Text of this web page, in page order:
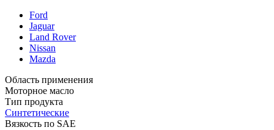
Ford
Jaguar
Land Rover
Nissan
Mazda
Область применения
Моторное масло
Тип продукта
Синтетические
Вязкость по SAE